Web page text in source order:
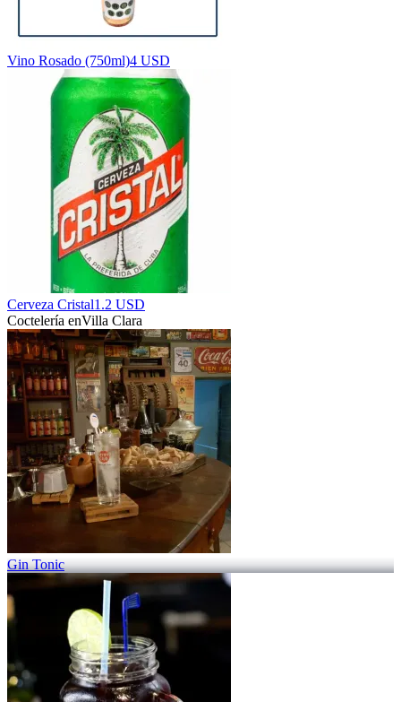
Vino Rosado (750ml)4 USD
Cerveza Cristal1.2 USD
Coctelería enVilla Clara
Gin Tonic